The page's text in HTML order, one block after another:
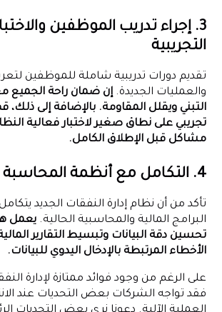
3. إجراء تدريب الموظفين
التجريبية
تقديم دورات تدريبية شاملة للموظفين
والعمليات الجديدة. إن ضمان راحة الجميع
التبني ويقلل المقاومة. بالإضافة إلى ذلك،
تجريبي على نطاق صغير لاختبار فعالية
مشاكل قبل الإطلاق الكامل.
4. التكامل مع أنظمة المحاسبة الحالية
تأكد من أن نظام إدارة النفقات الجديد
البرامج المالية والمحاسبية الحالية.يعمل
تحسين دقة البيانات وتبسيط التقارير
الأخطاء المرتبطة بالإدخال اليدوي للبيانات.
على الرغم من وجود فوائد ممتازة لإدارة
فقد تواجه الشركات بعض التحديات عند